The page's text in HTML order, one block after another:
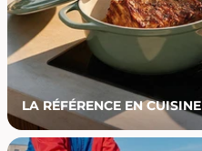
LA RÉFÉRENCE EN CUISINE